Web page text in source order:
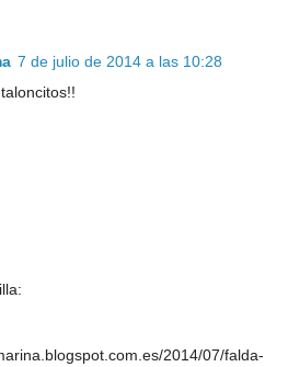
7 de julio de 2014 a las 10:28
2014/07/falda-